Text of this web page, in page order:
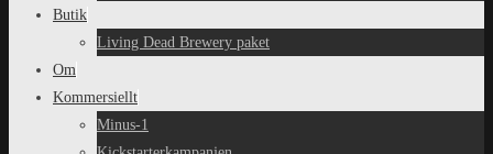
Butik
Living Dead Brewery paket
Om
Kommersiellt
Minus-1